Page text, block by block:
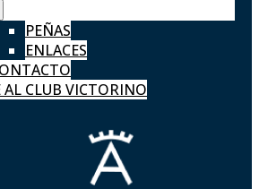
PEÑAS
ENLACES
AL CLUB VICTORINO